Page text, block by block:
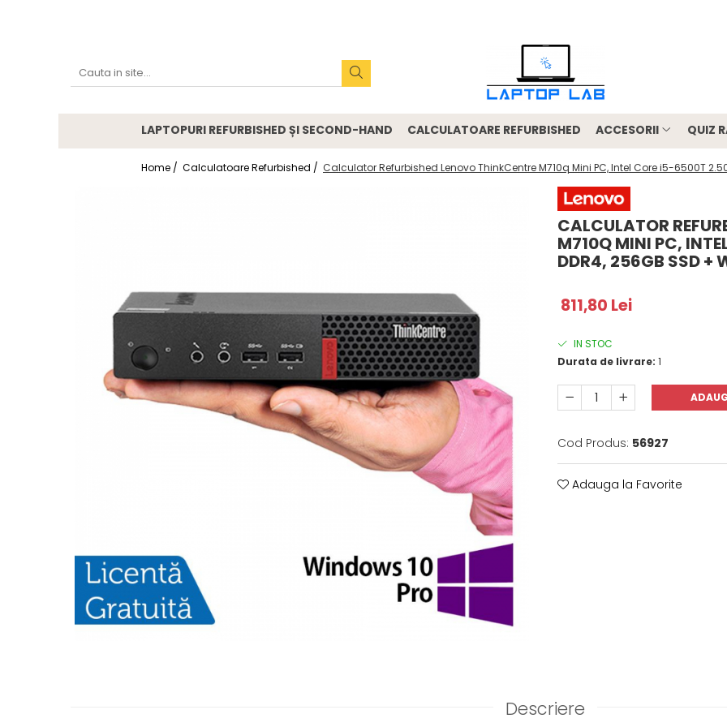
Genți și huse
Mouseuri
LAPTOPURI REFURBISHED ȘI SECOND-HAND CALCULATOARE REFURBISHED ACCESORII QUIZ
Home / Calculatoare Refurbished / Calculator Refurbished Lenovo ThinkCentre M710q Mini PC, Intel Core i5-6500T
CALCULATOR
M710Q MINI PC,
DDR4, 256GB SSD +
811,80 Lei
IN STOC
Durata de livrare: 1
Cod Produs: 56927
Adauga la Favorite
Descriere